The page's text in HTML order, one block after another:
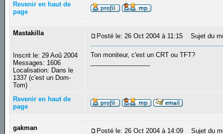
Revenir en haut de
page
Mastakilla
Inscrit le: 29 Aoû 2004
Messages: 1606
Localisation: Dans le
1337 (c'est un Dom-
Tom)
Posté le: 26 Oct 2004 à 11:15 Sujet du
Ton moniteur, c'est un CRT ou TFT?
Revenir en haut de
page
gakman Posté le: 26 Oct 2004 à 14:09 Sujet du